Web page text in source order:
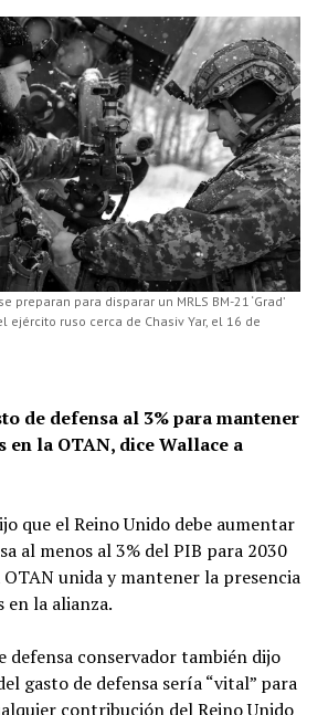
preparan para disparar un MRLS BM-21 ‘Grad’
ejército ruso cerca de Chasiv Yar, el 16 de
de defensa al 3% para mantener
en la OTAN, dice Wallace a
que el Reino Unido debe aumentar
al menos al 3% del PIB para 2030
unida y mantener la presencia
en la alianza.
defensa conservador también dijo
gasto de defensa sería “vital” para
contribución del Reino Unido